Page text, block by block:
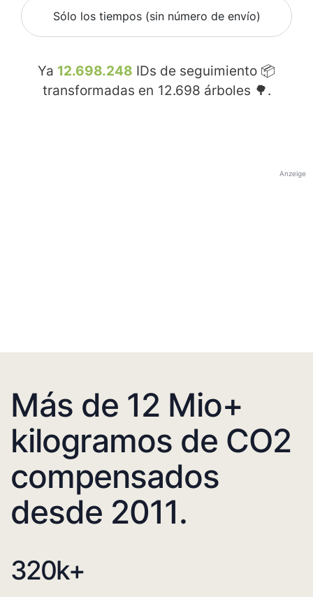
Sólo los tiempos (sin número de envío)
Ya 12.698.248 IDs de seguimiento 📦
transformadas en 12.698 árboles 🌳.
Anzeige
Más de 12 Mio+
kilogramos de CO2
compensados
desde 2011.
320k+